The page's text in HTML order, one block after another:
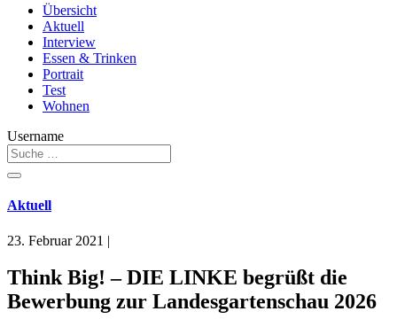
Übersicht
Aktuell
Interview
Essen & Trinken
Portrait
Test
Wohnen
Username
Aktuell
23. Februar 2021 |
Think Big! – DIE LINKE begrüßt die
Bewerbung zur Landesgartenschau 2026